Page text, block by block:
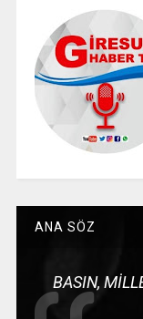
ANA SÖZ
BASIN,